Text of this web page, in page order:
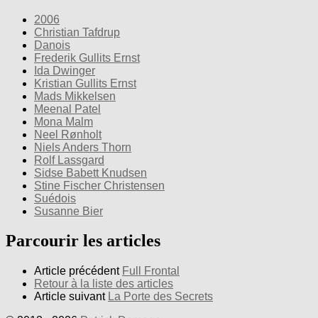
2006
Christian Tafdrup
Danois
Frederik Gullits Ernst
Ida Dwinger
Kristian Gullits Ernst
Mads Mikkelsen
Meenal Patel
Mona Malm
Neel Rønholt
Niels Anders Thorn
Rolf Lassgard
Sidse Babett Knudsen
Stine Fischer Christensen
Suédois
Susanne Bier
Parcourir les articles
Article précédent Full Frontal
Retour à la liste des articles
Article suivant La Porte des Secrets